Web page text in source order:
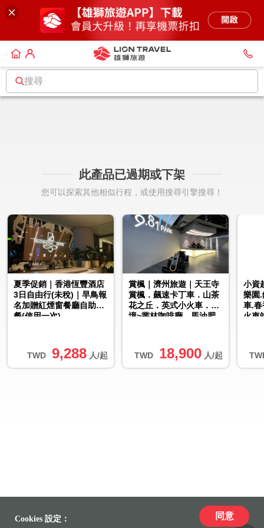
搜尋
此產品已過期或下架
您可以探索其他相似行程，或使用搜尋引擎搜尋！
TWD 9,288 人/起
夏季促銷｜香港恆豐酒店
3日自由行(未稅)｜早鳥報
名加贈紅煙窗餐廳自助早
餐(使用一次)
TWD 18,900 人/起
賞楓｜濟州旅遊｜天王寺
賞楓．飆速卡丁車．山茶
花之丘．英式小火車．秘
境~叢林咖啡廳．馬油肥
小資
樂園.
車.春
火車
Cookies 設定： 同意